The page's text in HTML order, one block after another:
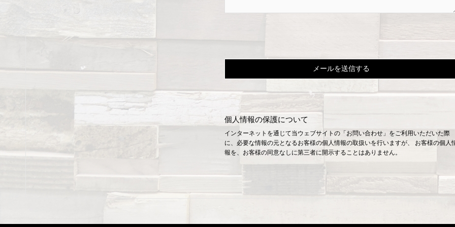
個人情報の保護について
インターネットを通じて当ウェブサイトの「お問い合わせ」をご利用いただいた際
に、必要な情報の元となるお客様の個人情報の取扱いを行いますが、 お客様の個人
報を、お客様の同意なしに第三者に開示することはありません。